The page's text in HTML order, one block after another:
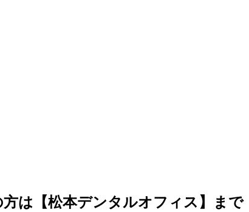
は【松本デンタルオフィス】まで